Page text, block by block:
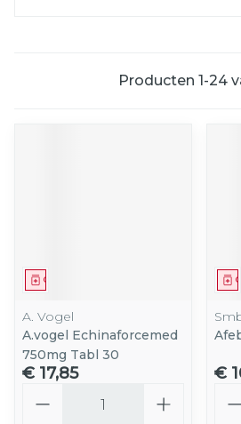
Producten 1-24
Geneesmiddel
A. Vogel
A.vogel Echinaforcemed
750mg Tabl 30
€ 17,85 €